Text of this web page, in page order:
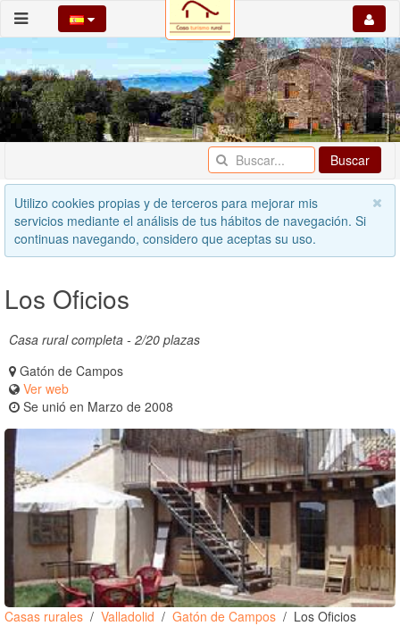
Buscar
Utilizo cookies propias y de terceros para mejorar mis
servicios mediante el análisis de tus hábitos de navegación. Si
continuas navegando, considero que aceptas su uso.
Los Oficios
Casa rural completa - 2/20 plazas
Gatón de Campos
Ver web
Se unió en Marzo de 2008
Casas rurales Valladolid Gatón de Campos Los Oficios